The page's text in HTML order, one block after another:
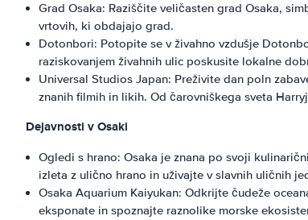
Grad Osaka: Raziščite veličasten grad Osaka,
vrtovih, ki obdajajo grad.
Dotonbori: Potopite se v živahno vzdušje
raziskovanjem živahnih ulic poskusite lokalne
Universal Studios Japan: Preživite dan poln
znanih filmih in likih. Od čarovniškega sveta
Dejavnosti v Osaki
Ogledi s hrano: Osaka je znana po svoji
izleta z ulično hrano in uživajte v slavnih uličnih
Osaka Aquarium Kaiyukan: Odkrijte čudeže
eksponate in spoznajte raznolike morske